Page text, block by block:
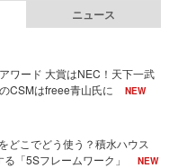
ニュース
ワード 大賞はNEC！天下一武
CSMはfreee青山氏に
NEW
どこでどう使う？積水ハウス
「5Sフレームワーク」
NEW